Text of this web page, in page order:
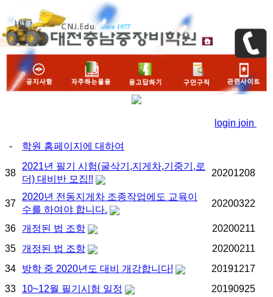
login join
- 학원 홈페이지에 대하여
38
2021년 필기 시험(굴삭기,지게차,기중기,로
더) 대비반 모집!!
20201208
37
2020년 전동지게차 조종작업에도 교육이
수를 하여야 합니다.
20200322
36 개정된 법 조항
20200211
35 개정된 법 조항
20200211
34
방학 중 2020년도 대비 개강합니다!
20191217
33
10~12월 필기시험 일정
20190925